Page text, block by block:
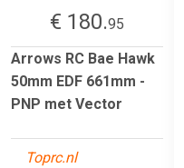
€ 180.95
Arrows RC Bae Hawk
50mm EDF 661mm -
PNP met Vector
Toprc.nl